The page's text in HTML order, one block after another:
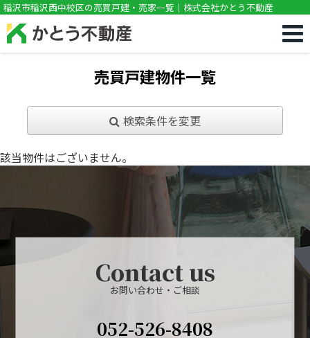
!DOCTYPE html>
稲沢市稲沢西中校区の売買戸建・売家一覧｜株式会社かとう不動産
売買戸建物件一覧
検索条件を変更
該当物件はございません。
Contact us
お問い合わせ・ご相談
052-526-8408